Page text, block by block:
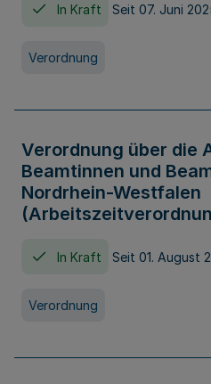
In Kraft Seit 07. Juni
Verordnung
Verordnung über die
Beamtinnen und
Nordrhein-Westfalen
In Kraft Seit 01. August
Verordnung